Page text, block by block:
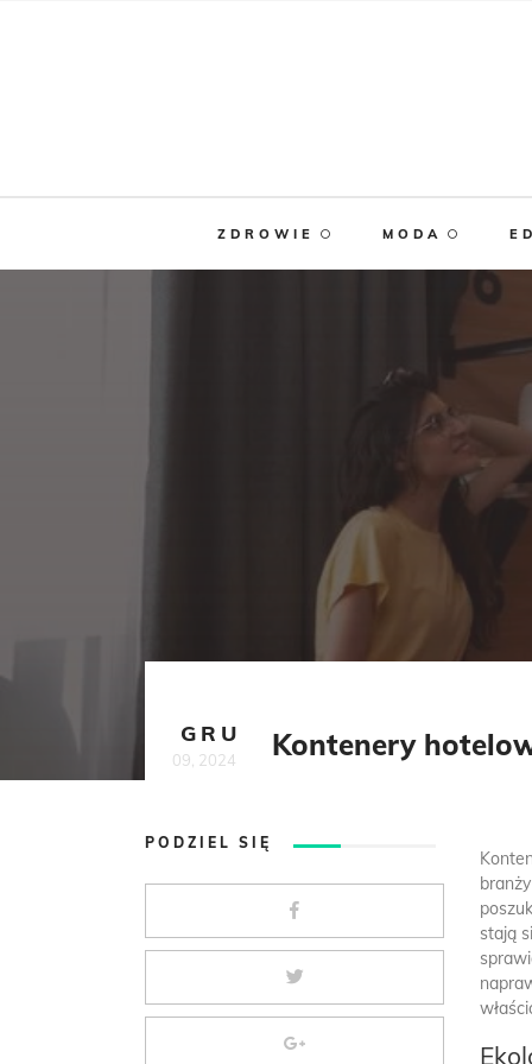
ZDROWIE MODA
GRU
09, 2024 Kontenery
PODZIEL SIĘ
stają